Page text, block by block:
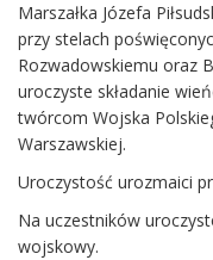
Marszałka Józefa
przy stelach
Rozwadowskiemu oraz
uroczyste składanie
twórcom Wojska
Warszawskiej.
Uroczystość urozmaici
Na uczestników
wojskowy.